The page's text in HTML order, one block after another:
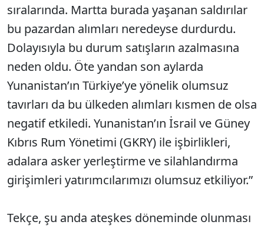
sıralarında. Martta burada yaşanan saldırılar
bu pazardan alımları neredeyse durdurdu.
Dolayısıyla bu durum satışların azalmasına
neden oldu. Öte yandan son aylarda
Yunanistan’ın Türkiye’ye yönelik olumsuz
tavırları da bu ülkeden alımları kısmen de olsa
negatif etkiledi. Yunanistan’ın İsrail ve Güney
Kıbrıs Rum Yönetimi (GKRY) ile işbirlikleri,
adalara asker yerleştirme ve silahlandırma
girişimleri yatırımcılarımızı olumsuz etkiliyor.”
Tekçe, şu anda ateşkes döneminde olunması